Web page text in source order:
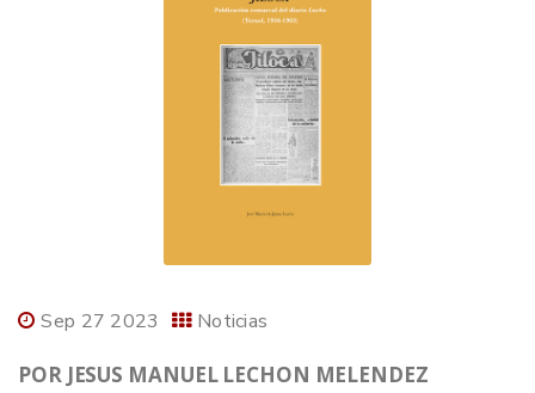
Sep 27 2023 Noticias
POR JESUS MANUEL LECHON MELENDEZ